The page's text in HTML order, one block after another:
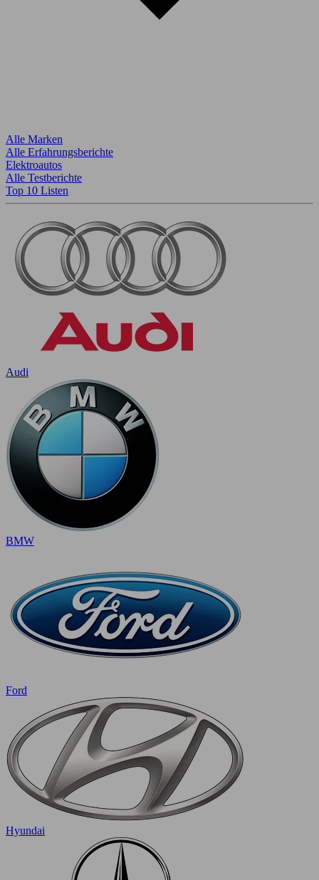
Alle Marken
Alle Erfahrungsberichte
Elektroautos
Alle Testberichte
Top 10 Listen
Audi
BMW
Ford
Hyundai